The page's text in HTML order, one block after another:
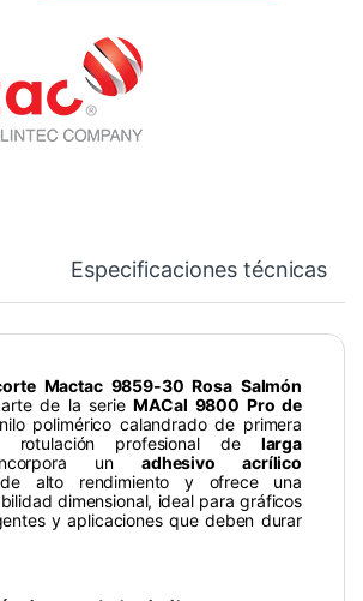
Especificaciones técnicas
Mactac 9859-30 Rosa Salmón
de la serieMACal 9800 Pro de
polimérico calandrado de primera
rotulación profesional de larga
un adhesivo acrílico
alto rendimiento y ofrece una
dimensional, ideal para gráficos
y aplicaciones que deben durar